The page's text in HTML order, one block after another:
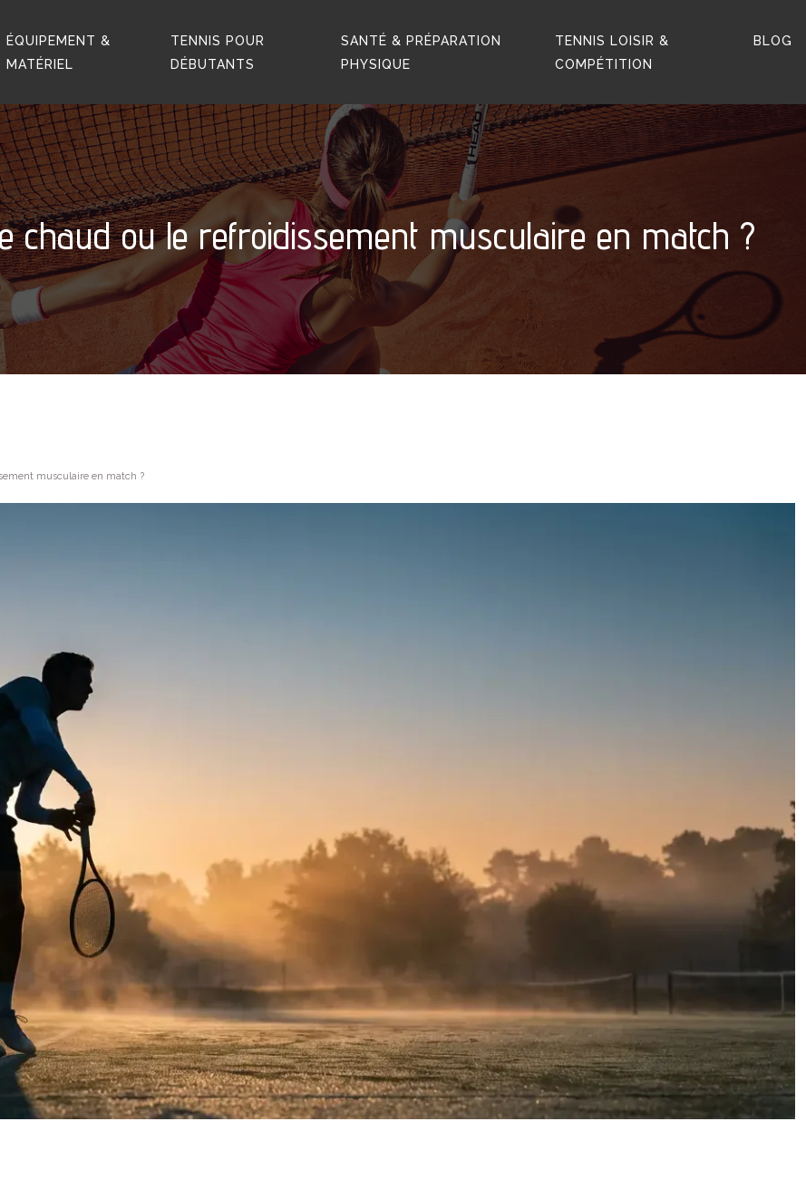
ÉQUIPEMENT &
MATÉRIEL
TENNIS POUR
DÉBUTANTS
SANTÉ & PRÉPARATION
PHYSIQUE
TENNIS LOISIR &
COMPÉTITION
BLOG
chaud ou le refroidissement musculaire en match ?
musculaire en match ?